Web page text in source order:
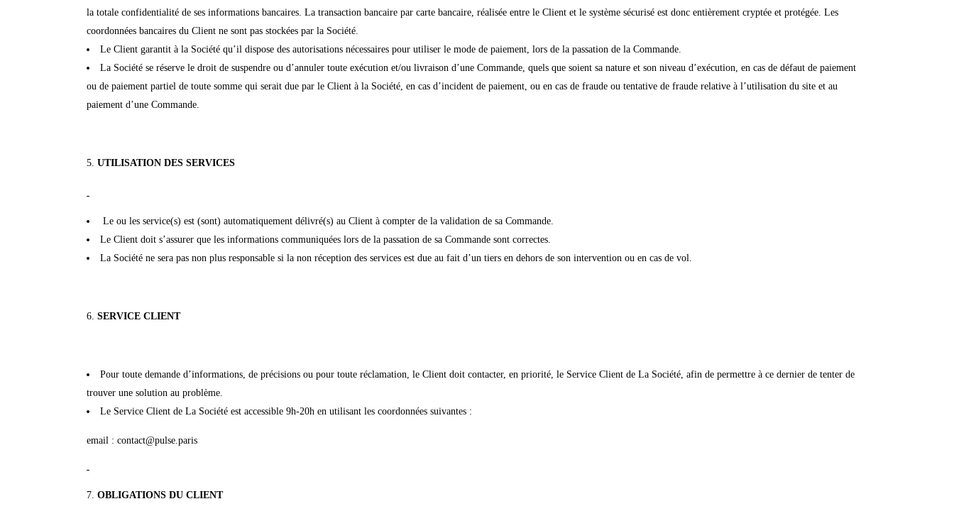
la totale confidentialité de ses informations bancaires. La transaction bancaire par carte bancaire, réalisée entre le Client et le système sécurisé est donc entièrement cryptée et protégée. Les
coordonnées bancaires du Client ne sont pas stockées par la Société.
Le Client garantit à la Société qu’il dispose des autorisations nécessaires pour utiliser le mode de paiement, lors de la passation de la Commande.
La Société se réserve le droit de suspendre ou d’annuler toute exécution et/ou livraison d’une Commande, quels que soient sa nature et son niveau d’exécution, en cas de défaut de paiement
ou de paiement partiel de toute somme qui serait due par le Client à la Société, en cas d’incident de paiement, ou en cas de fraude ou tentative de fraude relative à l’utilisation du site et au
paiement d’une Commande.
UTILISATION DES SERVICES
Le ou les service(s) est (sont) automatiquement délivré(s) au Client à compter de la validation de sa Commande.
Le Client doit s’assurer que les informations communiquées lors de la passation de sa Commande sont correctes.
La Société ne sera pas non plus responsable si la non réception des services est due au fait d’un tiers en dehors de son intervention ou en cas de vol.
SERVICE CLIENT
Pour toute demande d’informations, de précisions ou pour toute réclamation, le Client doit contacter, en priorité, le Service Client de La Société, afin de permettre à ce dernier de tenter de
trouver une solution au problème.
Le Service Client de La Société est accessible 9h-20h en utilisant les coordonnées suivantes :
email : contact@pulse.paris
OBLIGATIONS DU CLIENT